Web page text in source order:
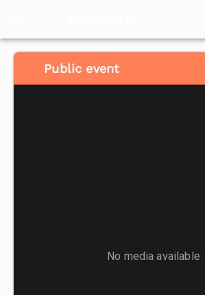
Public event
No media available